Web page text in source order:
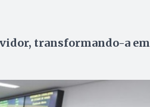
transformando-a em